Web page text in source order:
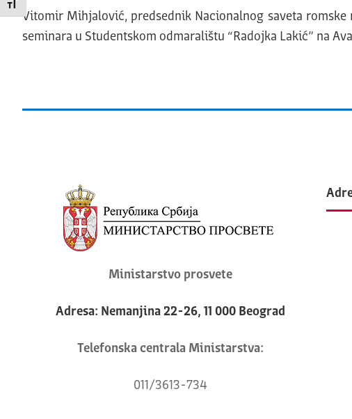
Promeni veličinu slova
Vitomir Mihjalović, predsednik Nacionalnog saveta
seminara u Studentskom odmaralištu “Radojka Lakić” na
Ministarstvo prosvete
Adresa: Nemanjina 22-26, 11 000 Beograd
Telefonska centrala Ministarstva:
011/3613-734